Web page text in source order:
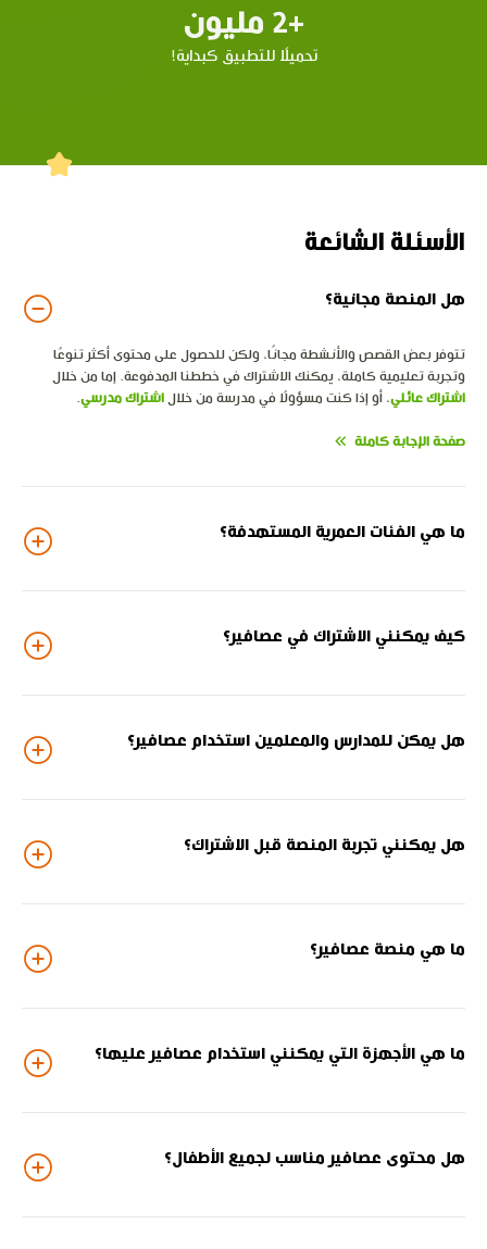
+2 مليون
تحميلًا للتطبيق كبداية!
الأسئلة الشائعة
هل المنصة مجانية؟
تتوفر بعض القصص والأنشطة مجانًا، ولكن للحصول على محتوى أكثر تنوعًا
وتجربة تعليمية كاملة، يمكنك الاشتراك في خططنا المدفوعة. إما من خلال
اشتراك عائلي، أو إذا كنت مسؤولًا في مدرسة من خلال اشتراك مدرسي.
صفحة الإجابة كاملة
ما هي الفئات العمرية المستهدفة؟
كيف يمكنني الاشتراك في عصافير؟
هل يمكن للمدارس والمعلمين استخدام عصافير؟
هل يمكنني تجربة المنصة قبل الاشتراك؟
ما هي منصة عصافير؟
ما هي الأجهزة التي يمكنني استخدام عصافير عليها؟
هل محتوى عصافير مناسب لجميع الأطفال؟